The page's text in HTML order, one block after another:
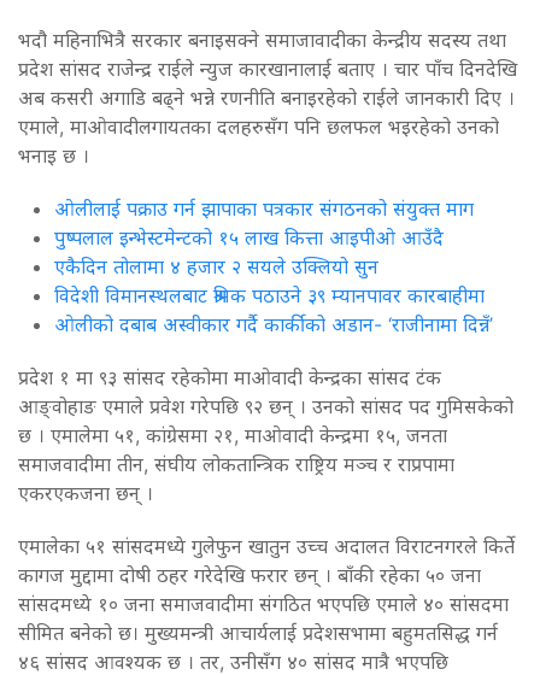
भदौ महिनाभित्रै सरकार बनाइसक्ने समाजावादीका केन्द्रीय सदस्य तथा
प्रदेश सांसद राजेन्द्र राईले न्युज कारखानालाई बताए । चार पाँच दिनदेखि
अब कसरी अगाडि बढ्ने भन्ने रणनीति बनाइरहेको राईले जानकारी दिए ।
एमाले, माओवादीलगायतका दलहरुसँग पनि छलफल भइरहेको उनको
भनाइ छ ।
ओलीलाई पक्राउ गर्न झापाका पत्रकार संगठनको संयुक्त माग
पुष्पलाल इन्भेस्टमेन्टको १५ लाख कित्ता आइपीओ आउँदै
एकैदिन तोलामा ४ हजार २ सयले उक्लियो सुन
विदेशी विमानस्थलबाट श्रमिक पठाउने ३९ म्यानपावर कारबाहीमा
ओलीको दबाब अस्वीकार गर्दै कार्कीको अडान- ‘राजीनामा दिन्नँ’
प्रदेश १ मा ९३ सांसद रहेकोमा माओवादी केन्द्रका सांसद टंक
आङ्वोहाङ एमाले प्रवेश गरेपछि ९२ छन् । उनको सांसद पद गुमिसकेको
छ । एमालेमा ५१, कांग्रेसमा २१, माओवादी केन्द्रमा १५, जनता
समाजवादीमा तीन, संघीय लोकतान्त्रिक राष्ट्रिय मञ्च र राप्रपामा
एकरएकजना छन् ।
एमालेका ५१ सांसदमध्ये गुलेफुन खातुन उच्च अदालत विराटनगरले किर्ते
कागज मुद्दामा दोषी ठहर गरेदेखि फरार छन् । बाँकी रहेका ५० जना
सांसदमध्ये १० जना समाजवादीमा संगठित भएपछि एमाले ४० सांसदमा
सीमित बनेको छ। मुख्यमन्त्री आचार्यलाई प्रदेशसभामा बहुमतसिद्ध गर्न
४६ सांसद आवश्यक छ । तर, उनीसँग ४० सांसद मात्रै भएपछि